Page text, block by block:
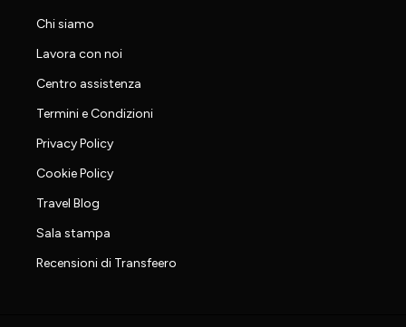
Chi siamo
Lavora con noi
Centro assistenza
Termini e Condizioni
Privacy Policy
Cookie Policy
Travel Blog
Sala stampa
Recensioni di Transfeero